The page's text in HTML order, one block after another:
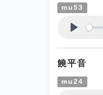
mu53
饒平音
mu24